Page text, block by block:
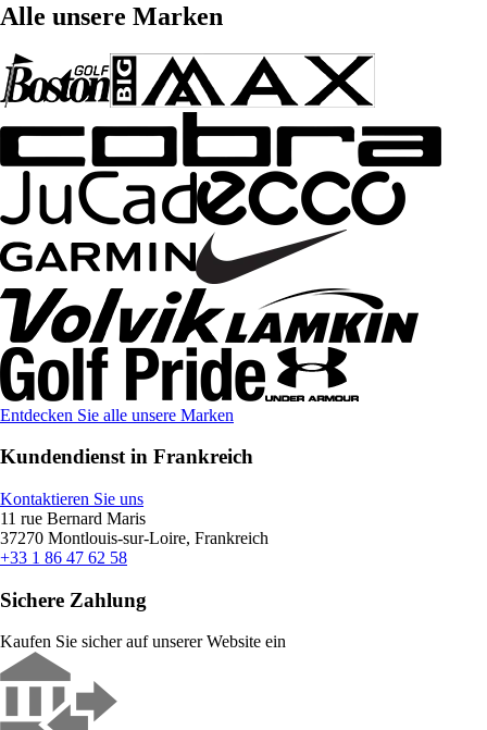
Alle unsere Marken
Entdecken Sie alle unsere Marken
Kundendienst in Frankreich
Kontaktieren Sie uns
11 rue Bernard Maris
37270 Montlouis-sur-Loire, Frankreich
+33 1 86 47 62 58
Sichere Zahlung
Kaufen Sie sicher auf unserer Website ein